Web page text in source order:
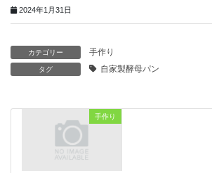
2024年1月31日
カテゴリー 手作り
タグ 自家製酵母パン
手作り